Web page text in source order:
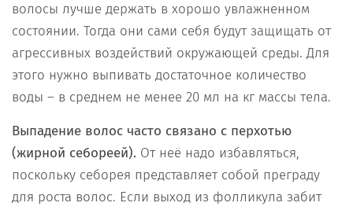
волосы лучше держать в хорошо увлажненном
состоянии. Тогда они сами себя будут защищать от
агрессивных воздействий окружающей среды. Для
этого нужно выпивать достаточное количество
воды – в среднем не менее 20 мл на кг массы тела.
Выпадение волос часто связано с перхотью
(жирной себореей). От неё надо избавляться,
поскольку себорея представляет собой преграду
для роста волос. Если выход из фолликула забит